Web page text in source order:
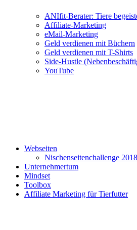
ANIfit-Berater: Tiere
Affiliate-Marketing
eMail-Marketing
Geld verdienen mit Büchern
Geld verdienen mit T-Shirts
Side-Hustle
YouTube
Webseiten
Nischenseitenchallenge 2018
Unternehmertum
Mindset
Toolbox
Affiliate Marketing für Tierfutter